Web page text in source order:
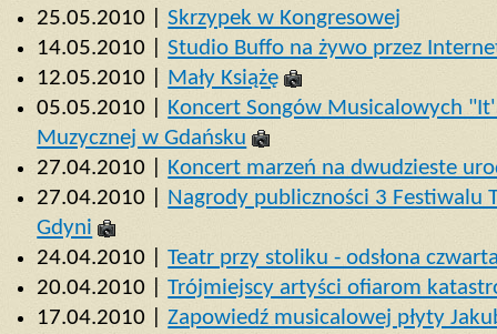
25.05.2010 |Skrzypek w Kongresowej
14.05.2010 |Studio Buffo na żywo przez
12.05.2010 |
Mały Książę
05.05.2010 |
Koncert Songów Musicalowych
Muzycznej w Gdańsku
27.04.2010 |
Koncert marzeń na dwudzieste
27.04.2010 |
Nagrody publiczności 3 Festiwalu
Gdyni
24.04.2010 |Teatr przy stoliku - odsłona
20.04.2010 |Trójmiejscy artyści ofiarom
17.04.2010 |Zapowiedź musicalowej płyty